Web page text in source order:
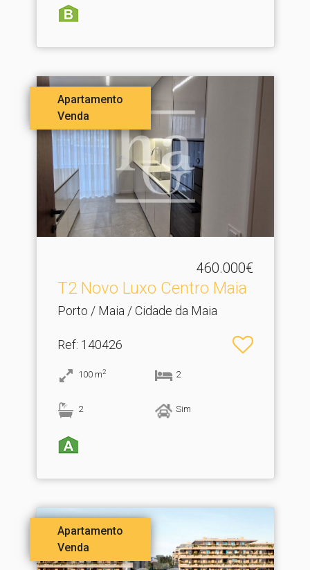
Apartamento
Venda
460.000€
T2 Novo Luxo Centro Maia
Porto / Maia / Cidade da Maia
Ref: 140426
100 m2 2
2 Sim
Apartamento
Venda